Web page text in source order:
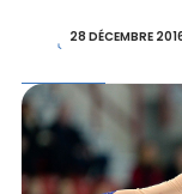
28 DÉCEMBRE